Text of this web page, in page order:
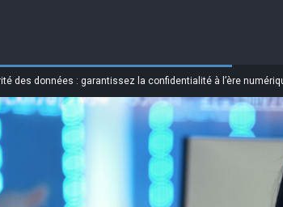
des données : garantissez la confidentialité à l’ère